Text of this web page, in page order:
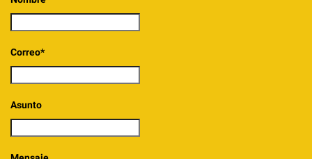
Correo*
Asunto